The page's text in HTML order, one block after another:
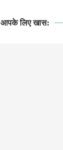
आपके लिए खास: